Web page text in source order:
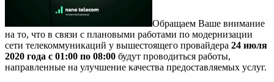
Обращаем Ваше внимание
на то, что в связи с плановыми работами по модернизации
сети телекоммуникаций у вышестоящего провайдера 24 июля
2020 года с 01:00 по 08:00 будут проводиться работы,
направленные на улучшение качества предоставляемых услуг.